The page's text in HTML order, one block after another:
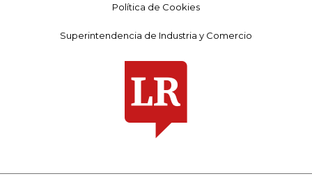
Política de Cookies
Superintendencia de Industria y Comercio